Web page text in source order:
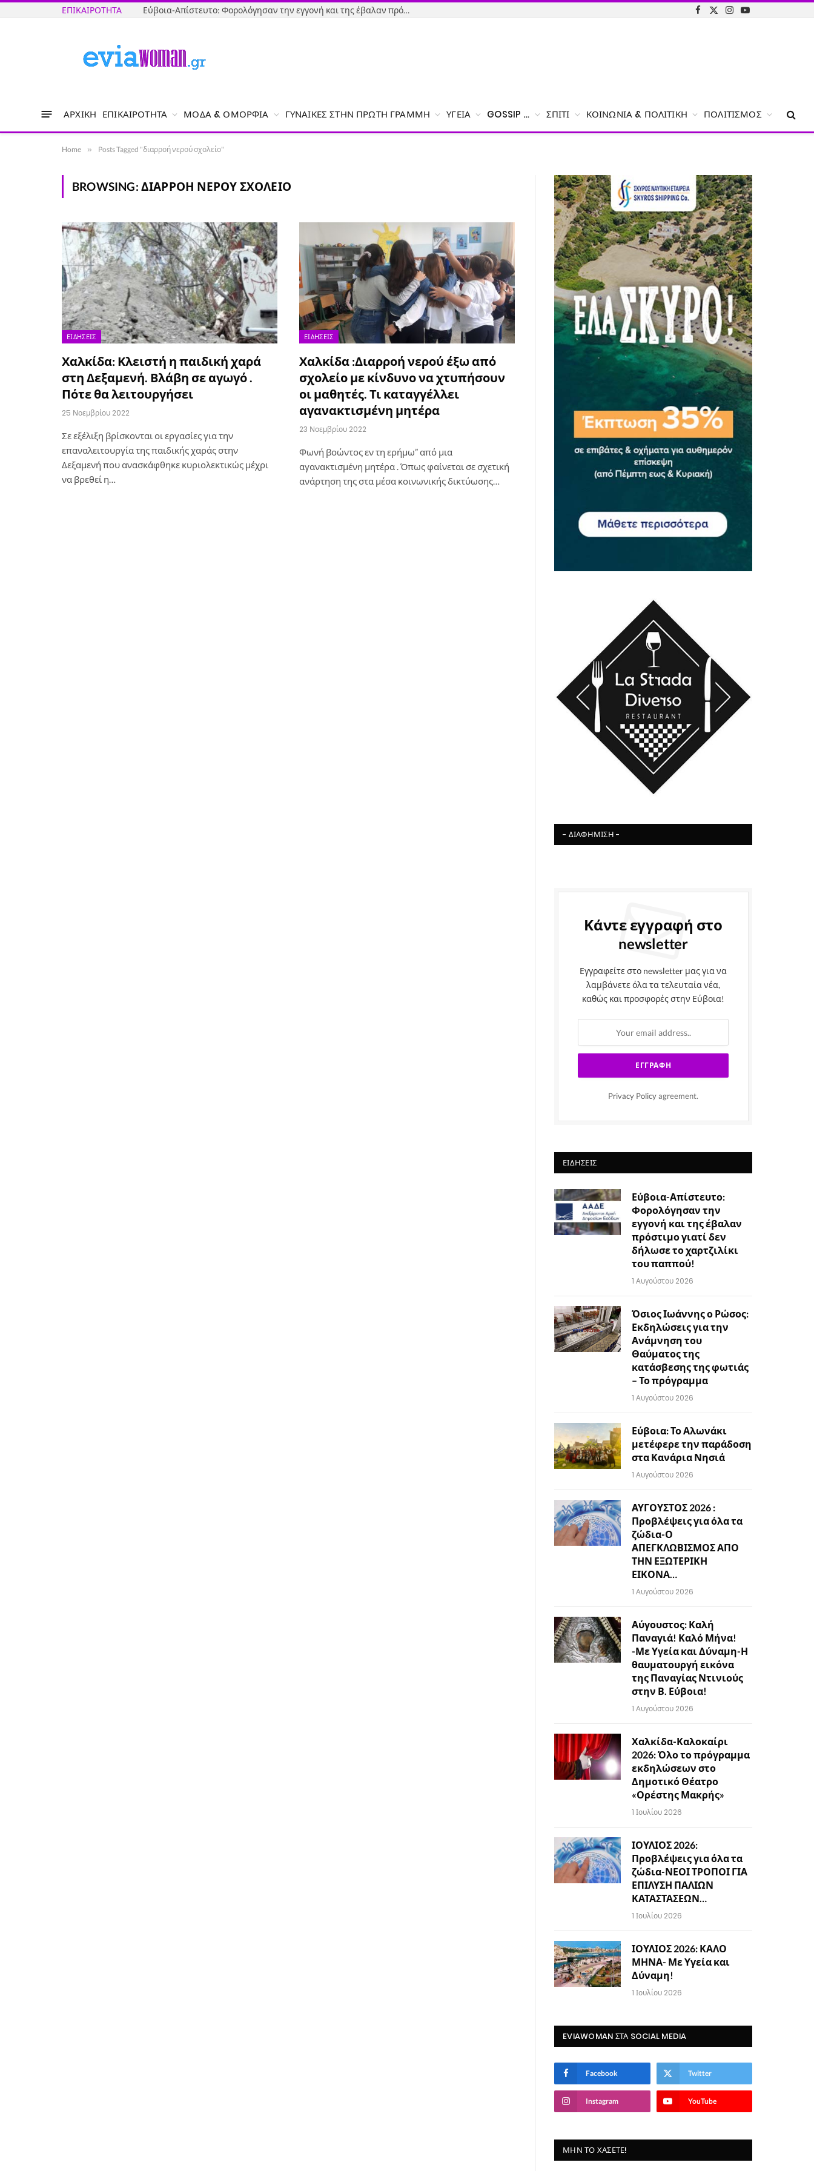
ΕΠΙΚΑΙΡΌΤΗΤΑ Εύβοια-Απίστευτο: Φορολόγησαν την εγγονή και της έβαλαν πρόστιμο γιατί δεν δήλωσε το χαρτζιλίκι του παππού!
Facebook
X
Instagram
YouTube
ΑΡΧΙΚΉ ΕΠΙΚΑΙΡΌΤΗΤΑ ΜΌΔΑ & ΟΜΟΡΦΙΆ ΓΥΝΑΊΚΕΣ ΣΤΗΝ ΠΡΏΤΗ ΓΡΑΜΜΉ ΥΓΕΊΑ GOSSIP … ΣΠΊΤΙ ΚΟΙΝΩΝΊΑ & ΠΟΛΙΤΙΚΉ ΠΟΛΙΤΙΣΜΌΣ
Home » Posts Tagged "διαρροή νερού σχολείο"
BROWSING: ΔΙΑΡΡΟΉ ΝΕΡΟΎ ΣΧΟΛΕΊΟ
ΕΙΔΉΣΕΙΣ
Χαλκίδα: Κλειστή η παιδική χαρά
στη Δεξαμενή. Βλάβη σε αγωγό .
Πότε θα λειτουργήσει
25 Νοεμβρίου 2022
Σε εξέλιξη βρίσκονται οι εργασίες για την
επαναλειτουργία της παιδικής χαράς στην
Δεξαμενή που ανασκάφθηκε κυριολεκτικώς μέχρι
να βρεθεί η…
ΕΙΔΉΣΕΙΣ
Χαλκίδα :Διαρροή νερού έξω από
σχολείο με κίνδυνο να χτυπήσουν
οι μαθητές. Τι καταγγέλλει
αγανακτισμένη μητέρα
23 Νοεμβρίου 2022
Φωνή βοώντος εν τη ερήμω” από μια
αγανακτισμένη μητέρα . Όπως φαίνεται σε σχετική
ανάρτηση της στα μέσα κοινωνικής δικτύωσης…
- ΔΙΑΦΉΜΙΣΗ -
Κάντε εγγραφή στο
newsletter
Εγγραφείτε στο newsletter μας για να
λαμβάνετε όλα τα τελευταία νέα,
καθώς και προσφορές στην Εύβοια!
Privacy Policy agreement.
ΕΙΔΉΣΕΙΣ
Εύβοια-Απίστευτο:
Φορολόγησαν την
εγγονή και της έβαλαν
πρόστιμο γιατί δεν
δήλωσε το χαρτζιλίκι
του παππού!
1 Αυγούστου 2026
Όσιος Ιωάννης ο Ρώσος:
Εκδηλώσεις για την
Ανάμνηση του
Θαύματος της
κατάσβεσης της φωτιάς
– Το πρόγραμμα
1 Αυγούστου 2026
Εύβοια: Το Αλωνάκι
μετέφερε την παράδοση
στα Κανάρια Νησιά
1 Αυγούστου 2026
ΑΥΓΟΥΣΤΟΣ 2026 :
Προβλέψεις για όλα τα
ζώδια-Ο
ΑΠΕΓΚΛΩΒΙΣΜΟΣ ΑΠΟ
ΤΗΝ ΕΞΩΤΕΡΙΚΗ
ΕΙΚΟΝΑ…
1 Αυγούστου 2026
Αύγουστος: Καλή
Παναγιά! Καλό Μήνα!
-Με Υγεία και Δύναμη-Η
θαυματουργή εικόνα
της Παναγίας Ντινιούς
στην Β. Εύβοια!
1 Αυγούστου 2026
Χαλκίδα-Καλοκαίρι
2026: Όλο το πρόγραμμα
εκδηλώσεων στο
Δημοτικό Θέατρο
«Ορέστης Μακρής»
1 Ιουλίου 2026
ΙΟΥΛΙΟΣ 2026:
Προβλέψεις για όλα τα
ζώδια-ΝΕΟΙ ΤΡΟΠΟΙ ΓΙΑ
ΕΠΙΛΥΣΗ ΠΑΛΙΩΝ
ΚΑΤΑΣΤΑΣΕΩΝ…
1 Ιουλίου 2026
ΙΟΥΛΙΟΣ 2026: ΚΑΛΟ
ΜΗΝΑ- Με Υγεία και
Δύναμη!
1 Ιουλίου 2026
EVIAWOMAN ΣΤΑ SOCIAL MEDIA
Facebook Twitter
Instagram YouTube
ΜΗΝ ΤΟ ΧΆΣΕΤΕ!